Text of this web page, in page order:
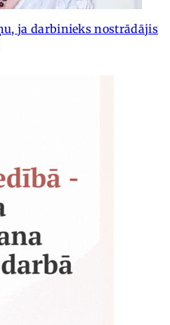
ja darbinieks nostrādājis